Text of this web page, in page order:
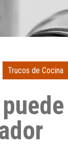
Trucos de Cocina